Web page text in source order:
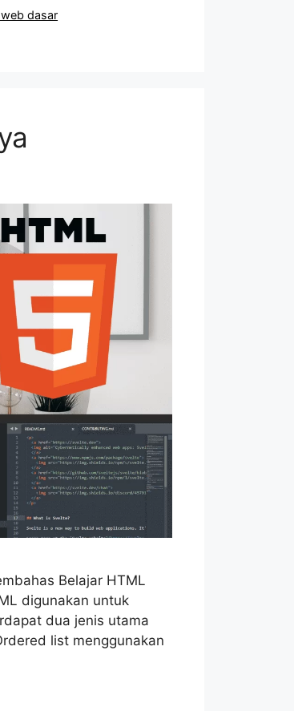
dasar
Belajar HTML
digunakan untuk
dua jenis utama
list menggunakan